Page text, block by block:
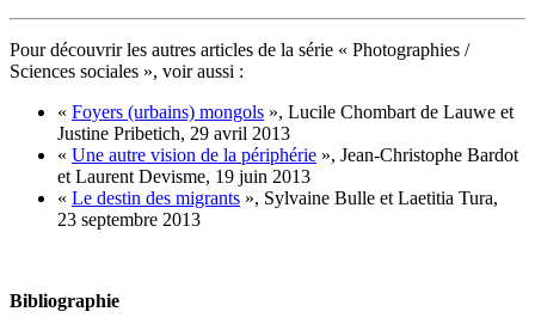
Pour découvrir les autres articles de la série « Photographies /
Sciences sociales », voir aussi :
« Foyers (urbains) mongols », Lucile Chombart de Lauwe et
Justine Pribetich, 29 avril 2013
« Une autre vision de la périphérie », Jean‑Christophe Bardot
et Laurent Devisme, 19 juin 2013
« Le destin des migrants », Sylvaine Bulle et Laetitia Tura,
23 septembre 2013
Bibliographie